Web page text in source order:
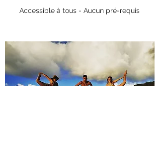
Accessible à tous - Aucun pré-requis